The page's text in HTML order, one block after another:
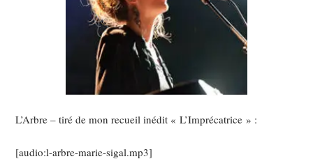
L’Arbre – tiré de mon recueil inédit « L’Imprécatrice » :
[audio:l-arbre-marie-sigal.mp3]